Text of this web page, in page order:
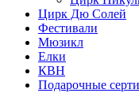
Цирк Дю Солей
Фестивали
Мюзикл
Елки
КВН
Подарочные